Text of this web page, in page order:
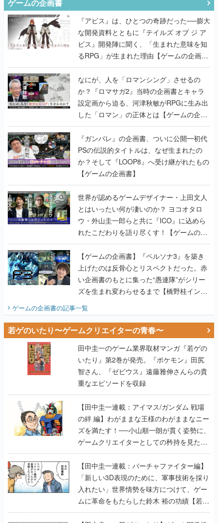
ゲームの企画書
『アビス』は、ひとつの奇跡だった──膨大
な開発資料とともに『テイルズ オブ ジ ア
ビス』開発陣に聞く、「生まれた意味を知
るRPG」が生まれた理由【ゲームの企画
書】
なにが、人を「ロマンシング」させるの
か？『ロマサガ2』当時の企画書とキャラ
設定画から迫る、河津秋敏がRPGに生み出
した「ロマン」の正体とは【ゲームの企画
書】
『ガンパレ』の企画書、ついに公開━初代
PSの伝説的タイトルは、なぜ生まれたの
か？そして『LOOP8』へ受け継がれたもの
【ゲームの企画書】
世界が認めるゲームデザイナー・上田文人
とはいったい何が凄いのか？ ヨコオタロ
ウ・外山圭一郎らと共に『ICO』に込めら
れたこだわりを語り尽くす！【ゲームの企
画書】
【ゲームの企画書】『ペルソナ3』を築き
上げたのは反骨心とリスペクトだった。赤
い企画書のもとに集った“愚連隊”がシリー
ズを生まれ変わらせるまで【橋野桂インタ
ビュー】
ゲームの企画書の記事一覧
若ゲのいたり〜ゲームクリエイターの青春〜
田中圭一のゲーム業界取材マンガ『若ゲの
いたり』第2巻が発売。『ポケモン』田尻
智さん、『ゼビウス』遠藤雅伸さんらの貴
重なエピソードを収録
【田中圭一連載：アイマス/ガンダム 戦場
の絆 編】わがままな王様のわがままなニー
ズを満たす！──小山順一朗が貫く姿勢に、
ゲームクリエイターとしての矜持を見た
【若ゲのいたり最終回】
【田中圭一連載：バーチャファイター編】
「新しい3D表現のために、軍事技術を採り
入れたい」世界情勢を味方につけて、ゲー
ムに革命をもたらした鈴木 裕の功績【若ゲ
のいたり】